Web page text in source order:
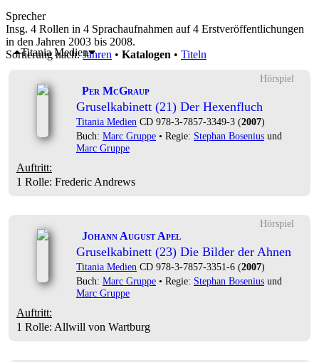
Sprecher
Insg. 4 Rollen in 4 Sprachaufnahmen auf 4 Erstveröffentlichungen
in den Jahren 2003 bis 2008.
Sortierung nach:Jahren • Katalogen • Titeln
Titania Medien
Hörspiel
Per McGraup
Gruselkabinett (21) Der Hexenfluch
Titania Medien CD 978-3-7857-3349-3 (2007)
Buch: Marc Gruppe • Regie: Stephan Bosenius und
Marc Gruppe
Auftritt:
1 Rolle: Frederic Andrews
Hörspiel
Johann August Apel
Gruselkabinett (23) Die Bilder der Ahnen
Titania Medien CD 978-3-7857-3351-6 (2007)
Buch: Marc Gruppe • Regie: Stephan Bosenius und
Marc Gruppe
Auftritt:
1 Rolle: Allwill von Wartburg